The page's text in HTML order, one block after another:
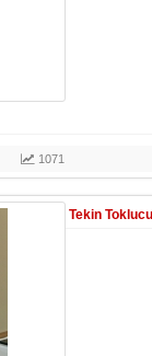
1071
Tekin